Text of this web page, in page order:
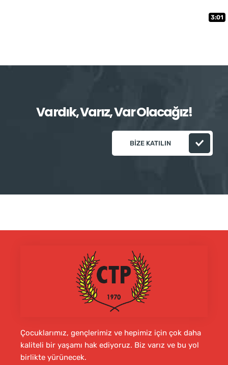
3:01
Vardık, Varız, Var Olacağız!
BIZE KATILIN
Çocuklarımız, gençlerimiz ve hepimiz için çok daha
kaliteli bir yaşamı hak ediyoruz. Biz varız ve bu yol
birlikte yürünecek.